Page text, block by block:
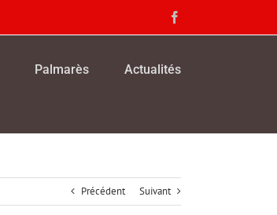
Palmarès Actualités
Précédent Suivant